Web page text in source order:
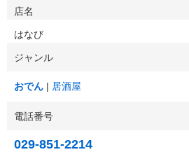
店名
はなび
ジャンル
おでん 居酒屋
電話番号
029-851-2214